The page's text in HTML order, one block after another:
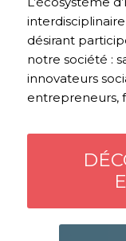
désirant
notre société :
innovateurs
entrepreneurs,